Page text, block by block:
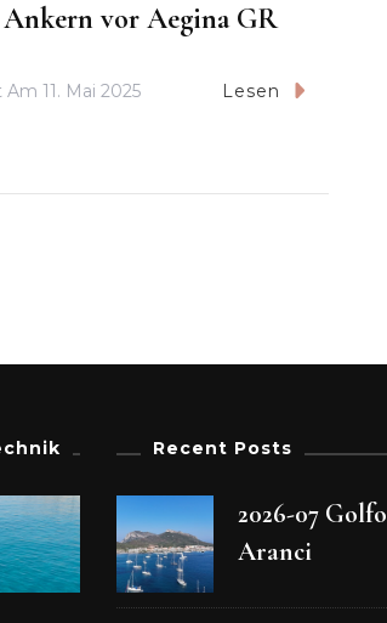
Ankern vor Aegina GR
Am 11. Mai 2025 Lesen
Recent Posts
2026-07 Golfo
Aranci